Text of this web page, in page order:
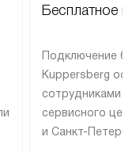
Бесплатное
Подключение
Kuppersberg
сотрудниками
сервисного
и Санкт-